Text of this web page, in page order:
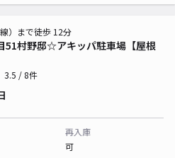
51村野邸☆アキッパ駐車場【屋根
）まで徒歩 12分
3.5 / 8件
再入庫
可